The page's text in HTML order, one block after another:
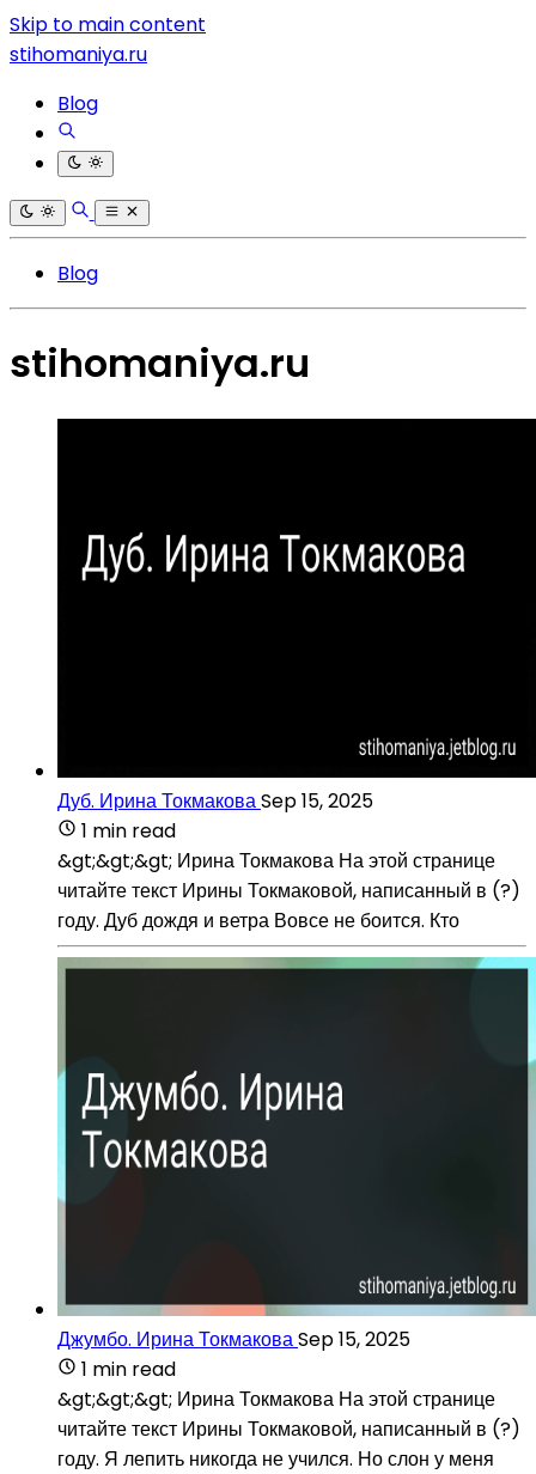
Skip to main content
stihomaniya.ru
Blog
Blog
stihomaniya.ru
Дуб. Ирина ТокмаковаSep 15, 2025
1 min read
&gt;&gt;&gt; Ирина Токмакова На этой странице
читайте текст Ирины Токмаковой, написанный в (?)
году. Дуб дождя и ветра Вовсе не боится. Кто
Джумбо. Ирина ТокмаковаSep 15, 2025
1 min read
&gt;&gt;&gt; Ирина Токмакова На этой странице
читайте текст Ирины Токмаковой, написанный в (?)
году. Я лепить никогда не учился. Но слон у меня